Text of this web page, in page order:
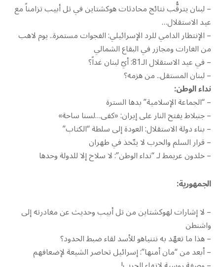
– لبنان يترقُّب نتائج محادثات هوكشتاين في تل أبيب تزامناً مع
عيد الاستقلال…
– الإنتظار الدامي للرد الإسرائيلي: الفجوات مستمرة.. يوم لاهب
من الغارات ومجازر في البقاع الشمالي
– في عيد الاستقلال الـ81: أيّ لبنان غداً؟
– لبنان المستقل.. من هزمه؟
نداء الوطن:
– “الجماعة الإسلامية” بدها السترة
– جنبلاط يفتح النار على إيران: «كفى…لسنا ساحة»
– بناء دولة الاستقلال: العودة إلى سلطة “الكتاب”
– قرار السلم والحرب لا يتّخذ في طهران
– خلدون عريمط لـ “نداء الوطن”: لا سلاح إلا للدولة وحدها
الجمهورية:
– لا إشارات لهوكشتاين من تل أبيب وحديث عن مغادرته إلى
واشنطن
– هذا ما تعهّد به نتنياهو للأسد لقاء ضبط الحدود؟
– أبعد من “مان أمنها”: إسرائيل تحاصر الشيعة لإضعافهم